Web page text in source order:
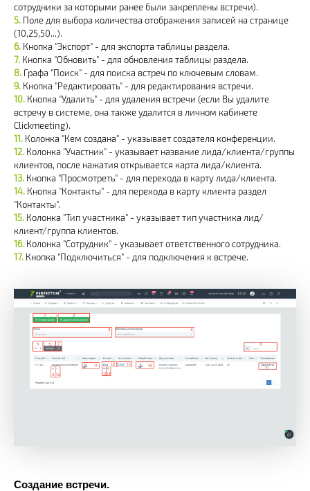
сотрудники за которыми ранее были закреплены встречи).
Поле для выбора количества отображения записей на странице
(10,25,50...).
Кнопка "Экспорт" - для экспорта таблицы раздела.
Кнопка "Обновить" - для обновления таблицы раздела.
Графа "Поиск" - для поиска встреч по ключевым словам.
Кнопка "Редактировать" - для редактирования встречи.
Кнопка "Удалить" - для удаления встречи (если Вы удалите
встречу в системе, она также удалится в личном кабинете
Clickmeeting).
Колонка "Кем создана" - указывает создателя конференции.
Колонка "Участник" - указывает название лида/клиента/группы
клиентов, после нажатия открывается карта лида/клиента.
Кнопка "Просмотреть" - для перехода в карту лида/клиента.
Кнопка "Контакты" - для перехода в карту клиента раздел
"Контакты".
Колонка "Тип участника" - указывает тип участника лид/
клиент/группа клиентов.
Колонка "Сотрудник" - указывает ответственного сотрудника.
Кнопка "Подключиться" - для подключения к встрече.
Создание встречи.